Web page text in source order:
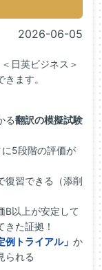
2026-06-05
日英ビジネス＞
ます。
る翻訳の模擬試験
に5段階の評価が
復習できる（添削
B以上が安定して
た証拠！
例トライアル」 か
られる